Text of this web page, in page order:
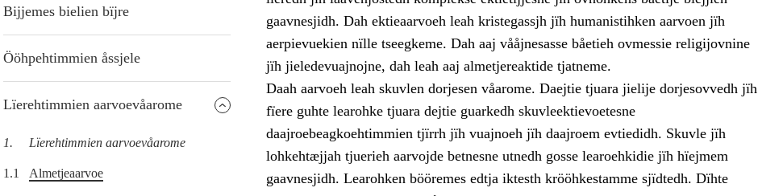
Bijjemes bielien bïjre
Ööhpehtimmien åssjele
Lïerehtimmien aarvoevåarome
1. Lïerehtimmien aarvoevåarome
1.1 Almetjeaarvoe
gaavnesjidh. Dah ektieaarvoeh leah kristegassjh jïh humanistihken aarvoen jïh
aerpievuekien nïlle tseegkeme. Dah aaj vååjnesasse båetieh ovmessie religijovnine
jïh jieledevuajnojne, dah leah aaj almetjereaktide tjatneme.
Daah aarvoeh leah skuvlen dorjesen våarome. Daejtie tjuara jielije dorjesovvedh jïh
fïere guhte learohke tjuara dejtie guarkedh skuvleektievoetesne
daajroebeagkoehtimmien tjïrrh jïh vuajnoeh jïh daajroem evtiedidh. Skuvle jïh
lohkehtæjjah tjuerieh aarvojde betnesne utnedh gosse learoehkidie jïh hïejmem
gaavnesjidh. Learohken bööremes edtja iktesth krööhkestamme sjïdtedh. Dïhte